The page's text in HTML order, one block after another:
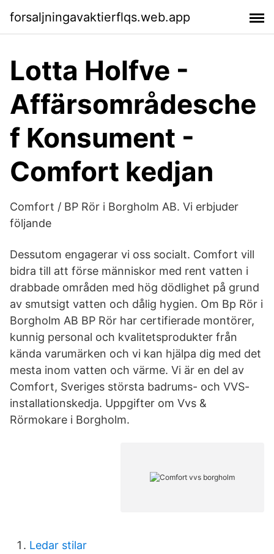
forsaljningavaktierflqs.web.app
Lotta Holfve -
Affärsområdesche
f Konsument -
Comfort kedjan
Comfort / BP Rör i Borgholm AB. Vi erbjuder
följande
Dessutom engagerar vi oss socialt. Comfort vill
bidra till att förse människor med rent vatten i
drabbade områden med hög dödlighet på grund
av smutsigt vatten och dålig hygien. Om Bp Rör i
Borgholm AB BP Rör har certifierade montörer,
kunnig personal och kvalitetsprodukter från
kända varumärken och vi kan hjälpa dig med det
mesta inom vatten och värme. Vi är en del av
Comfort, Sveriges största badrums- och VVS-
installationskedja. Uppgifter om Vvs &
Rörmokare i Borgholm.
Ledar stilar